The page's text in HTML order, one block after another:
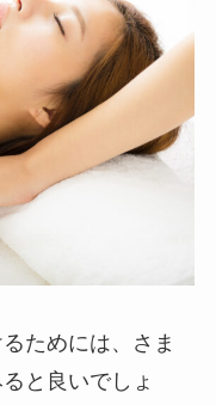
ためには、さま
と良いでしょ